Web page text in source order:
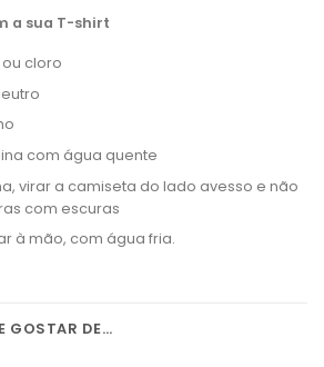
a sua T-shirt
cloro
com água quente
virar a camiseta do lado avesso e não
com escuras
à mão, com água fria.
GOSTAR DE…